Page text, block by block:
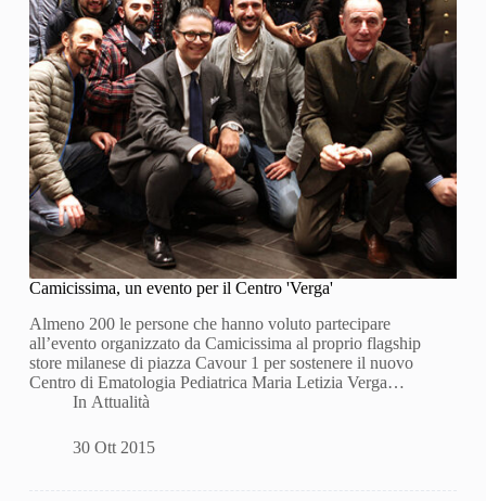
Camicissima, un evento per il Centro 'Verga'
Almeno 200 le persone che hanno voluto partecipare
all’evento organizzato da Camicissima al proprio flagship
store milanese di piazza Cavour 1 per sostenere il nuovo
Centro di Ematologia Pediatrica Maria Letizia Verga…
In Attualità
30 Ott 2015